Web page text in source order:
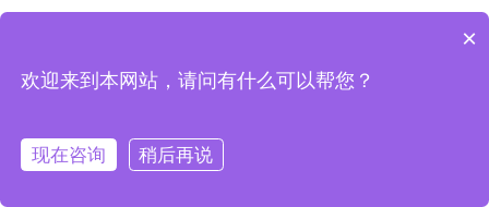
×
欢迎来到本网站，请问有什么可以帮您？
现在咨询 稍后再说